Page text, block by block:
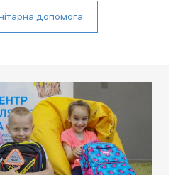
допомога